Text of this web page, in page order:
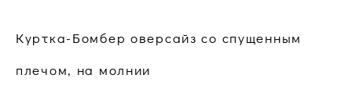
Куртка-Бомбер оверсайз со спущенным
плечом, на молнии